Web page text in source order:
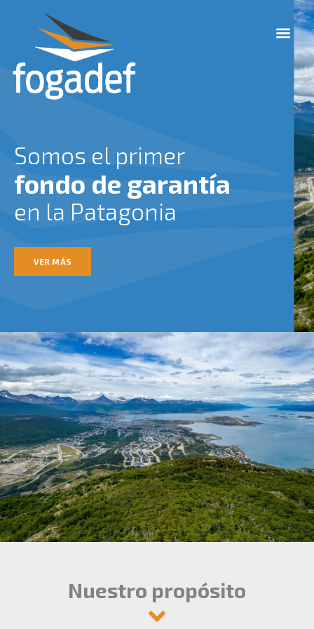
M
e
Somos el primer
fondo de garantía
en la Patagonia
VER MÁS
Nuestro propósito